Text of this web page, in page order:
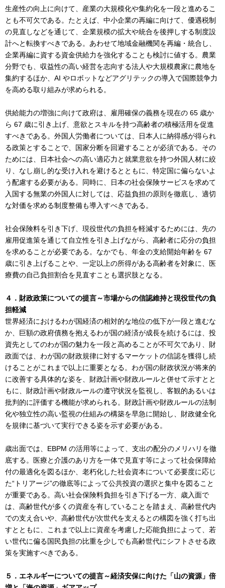
生産性の向上に向けて、産業の大規模化や集約化を一段と進めるこ
とも不可欠である。たとえば、中小企業の再編に向けて、優遇税制
の見直しなどを通じて、企業規模の拡大や統合を後押しする制度設
計へと転換すべきである。あわせて地域金融機関を再編・統合し、
企業再編に資する資金供給力を強化することも検討に値する。農業
分野でも、収益性の高い経営を志向する法人や大規模農家に農地を
集約するほか、AI やロボットなどアグリテックの導入で国際競争力
を高める取り組みが求められる。
供給能力の増強に向けて政府は、雇用確保の義務を現在の 65 歳か
ら 67 歳に引き上げ、意欲とスキルを持つ高齢者の積極活用を促進
すべきである。外国人労働者については、日本人に納得感が得られ
る政策とすることで、国家分断を回避することが必須である。その
ためには、日本社会への高い適応力と就業意欲を持つ外国人材に絞
り、なし崩し的な受け入れを避けるとともに、特定国に偏らないよ
う配慮する必要がある。同時に、日本の社会保険サービスを求めて
入国する無業の外国人に対しては、応益負担の原則を徹底し、適切
な対価を求める制度整備も導入すべきである。
社会保険料を引き下げ、現役世代の負担を軽減するためには、先の
雇用促進策を通じて自立性を引き上げながら、高齢者に応分の負担
を求めることが必要である。なかでも、年金の支給開始年齢を 67
歳に引き上げることや、一定以上の所得がある高齢者を対象に、医
療費の自己負担割合を見直すことも選択肢となる。
４．財政政策についての提言～市場からの信認維持と現役世代の負
担軽減
世界経済におけるわが国経済の相対的な地位の低下が一段と進むな
か、巨額の政府債務を抱えるわが国の経済が成長を続けるには、投
資先としてのわが国の魅力を一段と高めることが不可欠であり、財
政面では、わが国の財政規律に対するマーケットの信認を獲得し続
けることがこれまで以上に重要となる。わが国の財政状況が将来的
に改善する具体的な姿を、財政計画や財政ルールと併せて示すとと
もに、財政計画や財政ルールの遵守状況を監視し、客観的あるいは
批判的に評価する機能が求められる。財政計画や財政ルールの法制
化や独立性の高い監視の仕組みの構築を早急に開始し、財政健全化
を規律に基づいて実行できる姿を示す必要がある。
歳出面では、EBPM の活用等によって、支出の配分のメリハリを徹
底する。医療と介護のあり方を一体で見直す等によって社会保障給
付の最適化を図るほか、老朽化した社会資本について必要度に応じ
た“トリアージ”の徹底等によって公共投資の選択と集中を図ること
が重要である。高い社会保険料負担を引き下げる一方、歳入面で
は、高齢世代が多くの資産を有していることを踏まえ、高齢世代内
での支え合いや、高齢世代が次世代を支えるとの構図を強く打ち出
すとともに、これまで以上に資産を考慮した応能負担によって、若
い世代に偏る国民負担の比重を少しでも高齢世代にシフトさせる政
策を実施すべきである。
５．エネルギーについての提言～経済安保に向けた「山の資源」倍